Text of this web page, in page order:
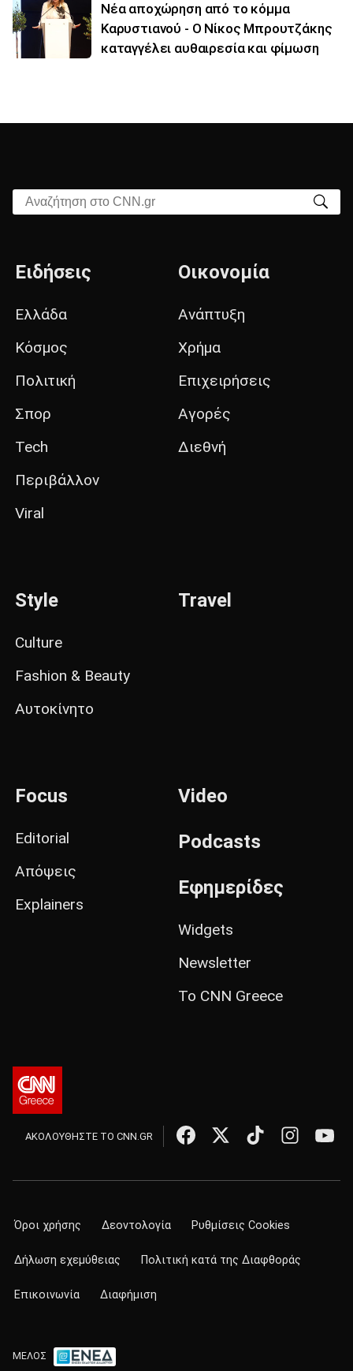
Νέα αποχώρηση από το κόμμα
Καρυστιανού - Ο Νίκος Μπρουτζάκης
καταγγέλει αυθαιρεσία και φίμωση
Αναζήτηση στο CNN.gr
Ειδήσεις
Ελλάδα
Κόσμος
Πολιτική
Σπορ
Tech
Περιβάλλον
Viral
Οικονομία
Ανάπτυξη
Χρήμα
Επιχειρήσεις
Αγορές
Διεθνή
Style
Culture
Fashion & Beauty
Αυτοκίνητο
Travel
Focus
Editorial
Απόψεις
Explainers
Video
Podcasts
Εφημερίδες
Widgets
Newsletter
Το CNN Greece
ΑΚΟΛΟΥΘΗΣΤΕ ΤΟ CNN.GR
Όροι χρήσης Δεοντολογία Ρυθμίσεις Cookies
Δήλωση εχεμύθειας Πολιτική κατά της Διαφθοράς
Επικοινωνία Διαφήμιση
ΜΕΛΟΣ